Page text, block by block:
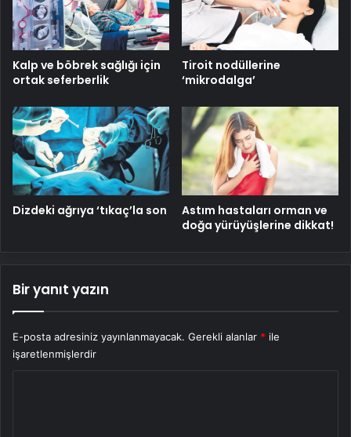
Kalp ve böbrek sağlığı için
ortak seferberlik
Tiroit nodüllerine
‘mikrodalga’
Dizdeki ağrıya ‘tıkaç’la son
Astım hastaları orman ve
doğa yürüyüşlerine dikkat!
Bir yanıt yazın
E-posta adresiniz yayınlanmayacak. Gerekli alanlar * ile
işaretlenmişlerdir